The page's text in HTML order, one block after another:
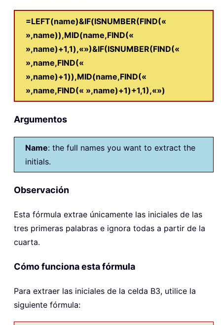
=LEFT(name)&IF(ISNUMBER(FIND(«
»,name)),MID(name,FIND(«
»,name)+1,1),«»)&IF(ISNUMBER(FIND(«
»,name,FIND(«
»,name)+1)),MID(name,FIND(«
»,name,FIND(« »,name)+1)+1,1),«»)
Argumentos
Name: the full names you want to extract the
initials.
Observación
Esta fórmula extrae únicamente las iniciales de las
tres primeras palabras e ignora todas a partir de la
cuarta.
Cómo funciona esta fórmula
Para extraer las iniciales de la celda B3, utilice la
siguiente fórmula: